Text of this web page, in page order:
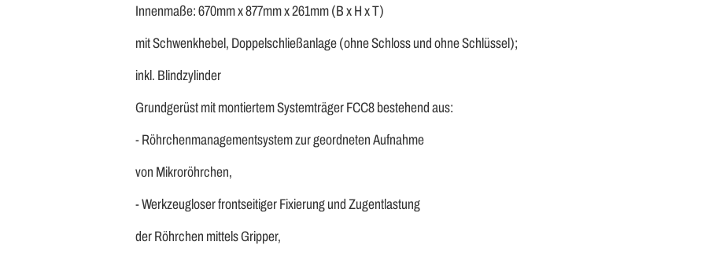
Innenmaße: 670mm x 877mm x 261mm (B x H x T)
mit Schwenkhebel, Doppelschließanlage (ohne Schloss und ohne Schlüssel);
inkl. Blindzylinder
Grundgerüst mit montiertem Systemträger FCC8 bestehend aus:
- Röhrchenmanagementsystem zur geordneten Aufnahme
von Mikroröhrchen,
- Werkzeugloser frontseitiger Fixierung und Zugentlastung
der Röhrchen mittels Gripper,